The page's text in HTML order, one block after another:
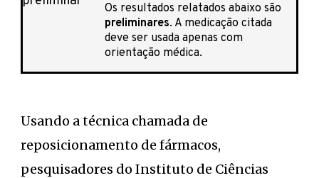
Os resultados relatados abaixo são
preliminares. A medicação citada
deve ser usada apenas com
orientação médica.
Usando a técnica chamada de
reposicionamento de fármacos,
pesquisadores do Instituto de Ciências